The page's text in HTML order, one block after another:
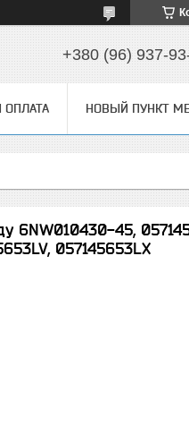
+380 (96) 937-
ОПЛАТА НОВЫЙ ПУНКТ
6NW010430-45,
057145653LX